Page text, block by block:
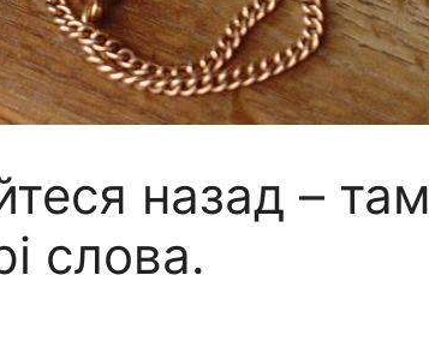
назад – там
слова.